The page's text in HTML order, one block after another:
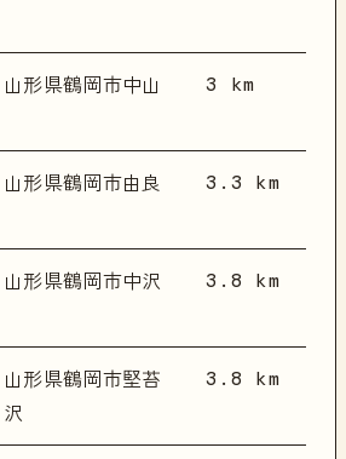
山形県鶴岡市中山 3 km
山形県鶴岡市由良 3.3 km
山形県鶴岡市中沢 3.8 km
山形県鶴岡市堅苔
沢
3.8 km